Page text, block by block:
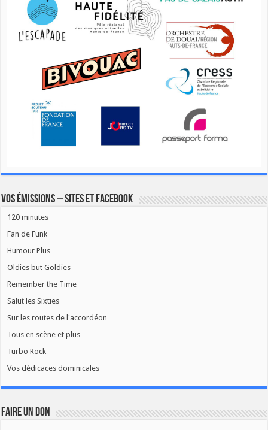
Vos émissions – Sites et Facebook
120 minutes
Fan de Funk
Humour Plus
Oldies but Goldies
Remember the Time
Salut les Sixties
Sur les routes de l'accordéon
Tous en scène et plus
Turbo Rock
Vos dédicaces dominicales
FAIRE UN DON